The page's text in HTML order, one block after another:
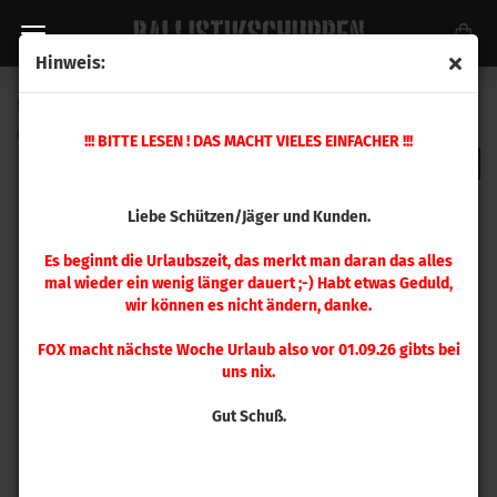
Hinweis:
!!! BITTE LESEN ! DAS MACHT VIELES EINFACHER !!!
Liebe Schützen/Jäger und Kunden.
Es beginnt die Urlaubszeit, das merkt man daran das alles
mal wieder ein wenig länger dauert ;-) Habt etwas Geduld,
wir können es nicht ändern, danke.
FOX macht nächste Woche Urlaub also vor 01.09.26 gibts bei
uns nix.
Gut Schuß.
9435)